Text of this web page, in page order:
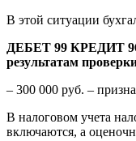
В этой ситуации
ДЕБЕТ 99 КРЕДИТ 96
результатам
– 300 000 руб. –
В налоговом учета
включаются, а